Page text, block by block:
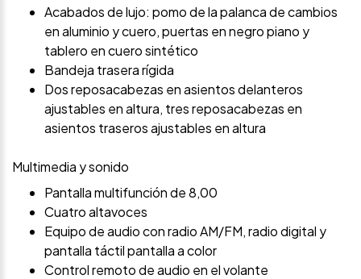
Acabados de lujo: pomo de la palanca de cambios
en aluminio y cuero, puertas en negro piano y
tablero en cuero sintético
Bandeja trasera rígida
Dos reposacabezas en asientos delanteros
ajustables en altura, tres reposacabezas en
asientos traseros ajustables en altura
Multimedia y sonido
Pantalla multifunción de 8,00
Cuatro altavoces
Equipo de audio con radio AM/FM, radio digital y
pantalla táctil pantalla a color
Control remoto de audio en el volante